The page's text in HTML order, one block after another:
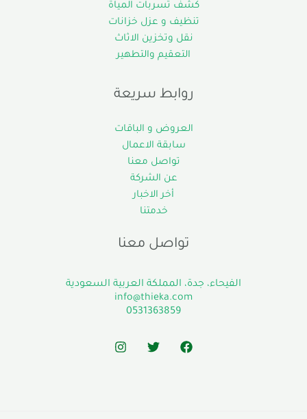
كشف تسربات المياة
تنظيف و عزل خزانات
نقل وتخزين الاثاث
التعقيم والتطهير
روابط سريعة
العروض و الباقات
سابقة الاعمال
تواصل معنا
عن الشركة
أخر الاخبار
خدمتنا
تواصل معنا
الفيحاء، جدة، المملكة العربية السعودية
info@thieka.com
0531363859